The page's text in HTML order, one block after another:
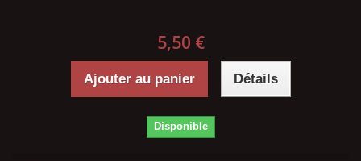
5,50 €
Ajouter au panier Détails
Disponible